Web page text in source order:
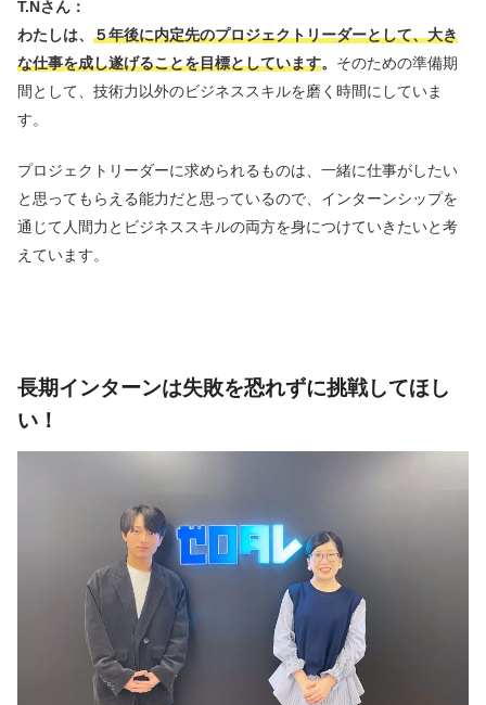
T.Nさん：
わたしは、 ５年後に内定先のプロジェクトリーダーとして、大き
な仕事を成し遂げることを目標としています。 そのための準備期
間として、技術力以外のビジネススキルを磨く時間にしていま
す。
プロジェクトリーダーに求められるものは、一緒に仕事がしたい
と思ってもらえる能力だと思っているので、インターンシップを
通じて人間力とビジネススキルの両方を身につけていきたいと考
えています。
長期インターンは失敗を恐れずに挑戦してほし
い！